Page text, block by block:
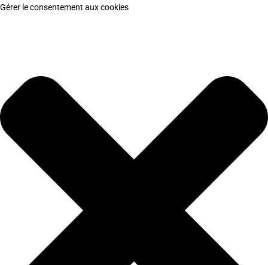
Gérer le consentement aux cookies